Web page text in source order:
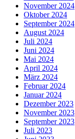
November 2024
Oktober 2024
September 2024
August 2024
Juli 2024
Juni 2024
Mai 2024
April 2024
März 2024
Februar 2024
Januar 2024
Dezember 2023
November 2023
September 2023
Juli 2023